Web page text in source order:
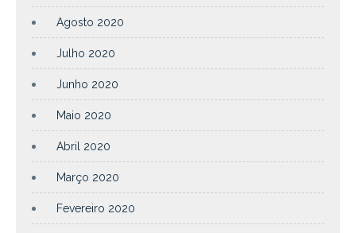
Agosto 2020
Julho 2020
Junho 2020
Maio 2020
Abril 2020
Março 2020
Fevereiro 2020